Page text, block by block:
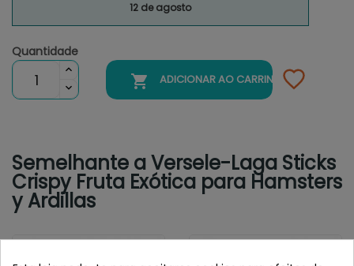
12 de agosto
Quantidade
 ADICIONAR AO CARRINHO
Semelhante a Versele-Laga Sticks
Crispy Fruta Exótica para Hamsters
y Ardillas